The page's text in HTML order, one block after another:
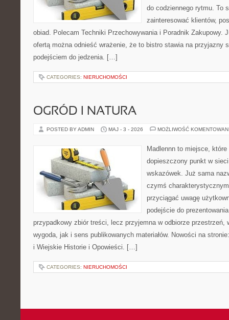
do codziennego rytmu. To
zainteresować klientów,
obiad. Polecam Techniki Przechowywania i Poradnik Zakupowy.
ofertą można odnieść wrażenie, że to bistro stawia na przyjazny
podejściem do jedzenia. […]
CATEGORIES: NIERUCHOMOŚCI
OGRÓD I NATURA
POSTED BY ADMIN MAJ - 3 - 2026 MOŻLIWOŚĆ
Madlennn to miejsce,
dopieszczony punkt w
wskazówek. Już sama
czymś
przyciągać uwagę
podejście do
przypadkowy zbiór treści, lecz przyjemna w odbiorze przestrzeń,
wygoda, jak i sens publikowanych materiałów. Nowości na
i Wiejskie Historie i Opowieści. […]
CATEGORIES: NIERUCHOMOŚCI